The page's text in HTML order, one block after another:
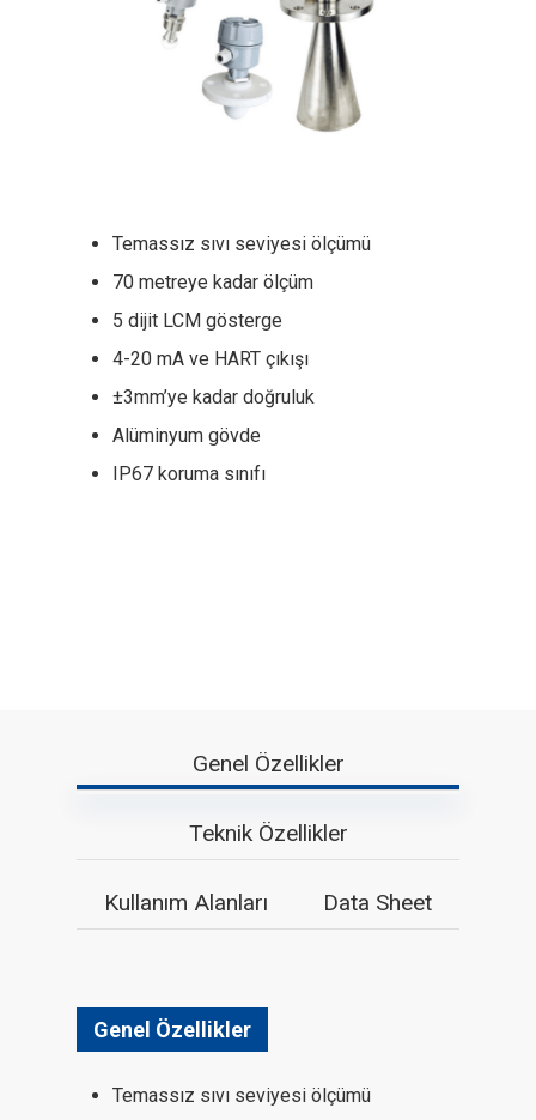
Temassız sıvı seviyesi ölçümü
70 metreye kadar ölçüm
5 dijit LCM gösterge
4-20 mA ve HART çıkışı
±3mm’ye kadar doğruluk
Alüminyum gövde
IP67 koruma sınıfı
Genel Özellikler
Teknik Özellikler
Kullanım Alanları Data Sheet
Genel Özellikler
Temassız sıvı seviyesi ölçümü